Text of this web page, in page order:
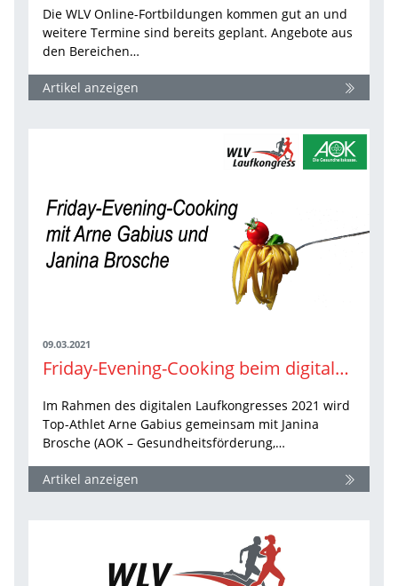
Die WLV Online-Fortbildungen kommen gut an und
weitere Termine sind bereits geplant. Angebote aus
den Bereichen…
Artikel anzeigen
09.03.2021
Friday-Evening-Cooking beim digitalen WLV Laufkongress
Im Rahmen des digitalen Laufkongresses 2021 wird
Top-Athlet Arne Gabius gemeinsam mit Janina
Brosche (AOK – Gesundheitsförderung,…
Artikel anzeigen